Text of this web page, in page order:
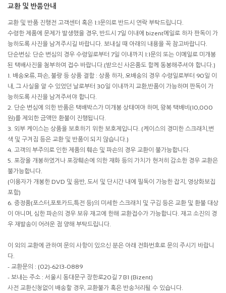
교환 및 반품안내
교환 및 반품 진행전 고객센터 혹은 1:1문의로 반드시 연락 부탁드립니다.
수령한 제품에 문제가 발생했을 경우, 반드시 7일 이내에 bizent메일로 하자 판독이 가
능하도록 사진을 남겨주시길 바랍니다. 보내실 때 아래의 내용을 꼭 참고바랍니다.
단순변심: 단순 변심의 경우 수령일로부터 7일 이내까지 1:1문의 또는 이메일로 미개봉
된 택배사진을 첨부하여 접수 바랍니다.(받으신 사은품도 함께 동봉해주셔야 합니다.)
1. 배송오류, 파손, 불량 등 상품 결함 : 상품 하자, 오배송의 경우 수령일로부터 90일 이
내, 그 사실을 알 수 있었던 날로부터 30일 이내까지 교환,반품이 가능하며 판독이 가
능하도록 사진을 남겨주셔야 합니다.
2. 단순 변심에 의한 반품은 택배박스가 미개봉 상태여야 하며, 왕복 택배비(10,000
원)를 제외한 금액만 환불이 진행됩니다.
3. 외부 케이스는 상품을 보호하기 위한 보호제입니다. (케이스의 경미한 스크래치,변
색 및 구겨짐 등은 교환 및 반품이 되지 않습니다.)
4. 고객의 부주의로 인한 제품의 훼손 및 파손의 경우 교환이 불가능합니다.
5. 포장을 개봉하였거나 포장훼손에 의한 재화 등의 가치가 현저히 감소한 경우 교환은
불가능합니다.
(이용자가 개봉한 DVD 및 음반, 도서 및 단시간 내에 필독이 가능한 잡지, 영상화보집
포함)
6. 증정품(포스터,포토카드,특전 등)의 미세한 스크래치 및 구김 등은 교환 및 환불 대상
이 아니며, 심한 파손의 경우 보유 재고에 한해 교환접수가 가능합니다. 재고 소진의 경
우 재발송이 어려운 점 양해 부탁드립니다.
이 외의 교환에 관하여 문의 사항이 있으신 분은 아래 전화번호로 문의 주시기 바랍니
다.
- 교환문의 : (02)-6213-0889
- 보내는 주소 : 서울시 동대문구 장한로20길 7 B1 (Bizent)
사전 교환신청없이 배송할 경우, 교환불가 혹은 반송처리될 수 있습니다.